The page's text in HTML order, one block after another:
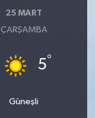
25 MART
ÇARŞAMBA
5°
Güneşli